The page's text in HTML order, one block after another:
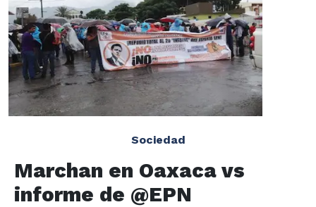
Sociedad
Marchan en Oaxaca vs
informe de @EPN